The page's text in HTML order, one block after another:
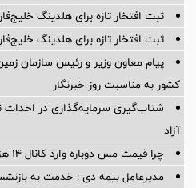
ثبت افتخار تازه برای هلدینگ
ثبت افتخار تازه برای هلدینگ
پیام معاون وزیر و رئیس سازمان
کشور به مناسبت روز خبرنگار
شتاب‌گیری سرمایه‌گذاری در احداث
آزاد
چرا قیمت مس دوباره وارد کانال ۱۴ هزار دلار شد
مدیرعامل بیمه دی : خدمت به